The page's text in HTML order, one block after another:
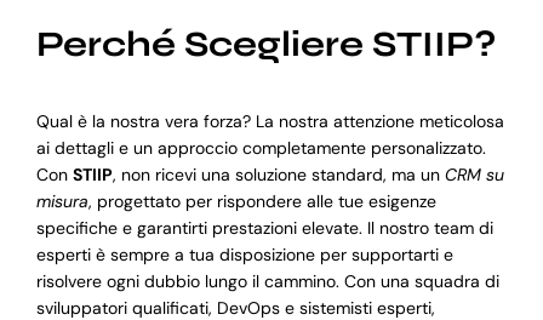
Perché Scegliere STIIP?
Qual è la nostra vera forza? La nostra attenzione meticolosa
ai dettagli e un approccio completamente personalizzato.
Con STIIP, non ricevi una soluzione standard, ma un CRM su
misura, progettato per rispondere alle tue esigenze
specifiche e garantirti prestazioni elevate. Il nostro team di
esperti è sempre a tua disposizione per supportarti e
risolvere ogni dubbio lungo il cammino. Con una squadra di
sviluppatori qualificati, DevOps e sistemisti esperti,